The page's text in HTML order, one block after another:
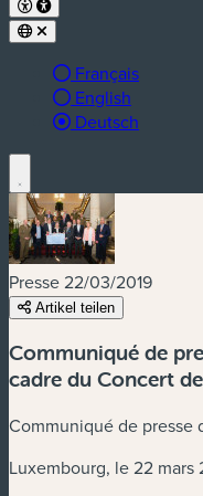
Français
English
aktive Sprache:
Deutsch
Presse22/03/2019
Artikel teilen
Communiqué de
cadre du Concert
Communiqué de presse
Luxembourg, le 22 mars